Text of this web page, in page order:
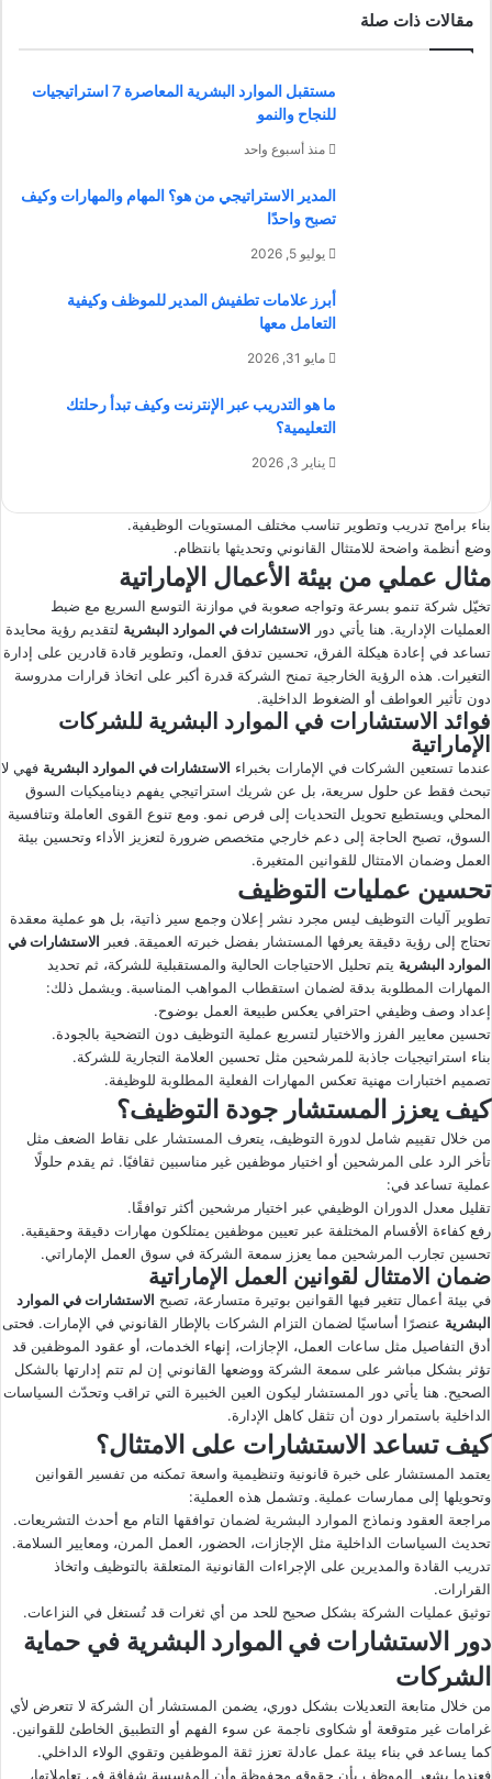
مقالات ذات صلة
مستقبل الموارد البشرية المعاصرة 7 استراتيجيات
للنجاح والنمو
منذ أسبوع واحد
المدير الاستراتيجي من هو؟ المهام والمهارات وكيف
تصبح واحدًا
يوليو 5, 2026
أبرز علامات تطفيش المدير للموظف وكيفية
التعامل معها
مايو 31, 2026
ما هو التدريب عبر الإنترنت وكيف تبدأ رحلتك
التعليمية؟
يناير 3, 2026
بناء برامج تدريب وتطوير تناسب مختلف المستويات الوظيفية.
وضع أنظمة واضحة للامتثال القانوني وتحديثها بانتظام.
مثال عملي من بيئة الأعمال الإماراتية
تخيّل شركة تنمو بسرعة وتواجه صعوبة في موازنة التوسع السريع مع ضبط
العمليات الإدارية. هنا يأتي دور الاستشارات في الموارد البشرية لتقديم رؤية محايدة
تساعد في إعادة هيكلة الفرق، تحسين تدفق العمل، وتطوير قادة قادرين على إدارة
التغيرات. هذه الرؤية الخارجية تمنح الشركة قدرة أكبر على اتخاذ قرارات مدروسة
دون تأثير العواطف أو الضغوط الداخلية.
فوائد الاستشارات في الموارد البشرية للشركات
الإماراتية
عندما تستعين الشركات في الإمارات بخبراء الاستشارات في الموارد البشرية فهي لا
تبحث فقط عن حلول سريعة، بل عن شريك استراتيجي يفهم ديناميكيات السوق
المحلي ويستطيع تحويل التحديات إلى فرص نمو. ومع تنوع القوى العاملة وتنافسية
السوق، تصبح الحاجة إلى دعم خارجي متخصص ضرورة لتعزيز الأداء وتحسين بيئة
العمل وضمان الامتثال للقوانين المتغيرة.
تحسين عمليات التوظيف
تطوير آليات التوظيف ليس مجرد نشر إعلان وجمع سير ذاتية، بل هو عملية معقدة
تحتاج إلى رؤية دقيقة يعرفها المستشار بفضل خبرته العميقة. فعبر الاستشارات في
الموارد البشرية يتم تحليل الاحتياجات الحالية والمستقبلية للشركة، ثم تحديد
المهارات المطلوبة بدقة لضمان استقطاب المواهب المناسبة. ويشمل ذلك:
إعداد وصف وظيفي احترافي يعكس طبيعة العمل بوضوح.
تحسين معايير الفرز والاختيار لتسريع عملية التوظيف دون التضحية بالجودة.
بناء استراتيجيات جاذبة للمرشحين مثل تحسين العلامة التجارية للشركة.
تصميم اختبارات مهنية تعكس المهارات الفعلية المطلوبة للوظيفة.
كيف يعزز المستشار جودة التوظيف؟
من خلال تقييم شامل لدورة التوظيف، يتعرف المستشار على نقاط الضعف مثل
تأخر الرد على المرشحين أو اختيار موظفين غير مناسبين ثقافيًا. ثم يقدم حلولًا
عملية تساعد في:
تقليل معدل الدوران الوظيفي عبر اختيار مرشحين أكثر توافقًا.
رفع كفاءة الأقسام المختلفة عبر تعيين موظفين يمتلكون مهارات دقيقة وحقيقية.
تحسين تجارب المرشحين مما يعزز سمعة الشركة في سوق العمل الإماراتي.
ضمان الامتثال لقوانين العمل الإماراتية
في بيئة أعمال تتغير فيها القوانين بوتيرة متسارعة، تصبح الاستشارات في الموارد
البشرية عنصرًا أساسيًا لضمان التزام الشركات بالإطار القانوني في الإمارات. فحتى
أدق التفاصيل مثل ساعات العمل، الإجازات، إنهاء الخدمات، أو عقود الموظفين قد
تؤثر بشكل مباشر على سمعة الشركة ووضعها القانوني إن لم تتم إدارتها بالشكل
الصحيح. هنا يأتي دور المستشار ليكون العين الخبيرة التي تراقب وتحدّث السياسات
الداخلية باستمرار دون أن تثقل كاهل الإدارة.
كيف تساعد الاستشارات على الامتثال؟
يعتمد المستشار على خبرة قانونية وتنظيمية واسعة تمكنه من تفسير القوانين
وتحويلها إلى ممارسات عملية. وتشمل هذه العملية:
مراجعة العقود ونماذج الموارد البشرية لضمان توافقها التام مع أحدث التشريعات.
تحديث السياسات الداخلية مثل الإجازات، الحضور، العمل المرن، ومعايير السلامة.
تدريب القادة والمديرين على الإجراءات القانونية المتعلقة بالتوظيف واتخاذ
القرارات.
توثيق عمليات الشركة بشكل صحيح للحد من أي ثغرات قد تُستغل في النزاعات.
دور الاستشارات في الموارد البشرية في حماية
الشركات
من خلال متابعة التعديلات بشكل دوري، يضمن المستشار أن الشركة لا تتعرض لأي
غرامات غير متوقعة أو شكاوى ناجمة عن سوء الفهم أو التطبيق الخاطئ للقوانين.
كما يساعد في بناء بيئة عمل عادلة تعزز ثقة الموظفين وتقوي الولاء الداخلي.
فعندما يشعر الموظف بأن حقوقه محفوظة وأن المؤسسة شفافة في تعاملاتها،